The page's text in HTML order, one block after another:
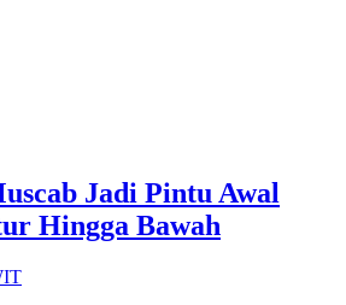
Jadi Pintu Awal
Hingga Bawah